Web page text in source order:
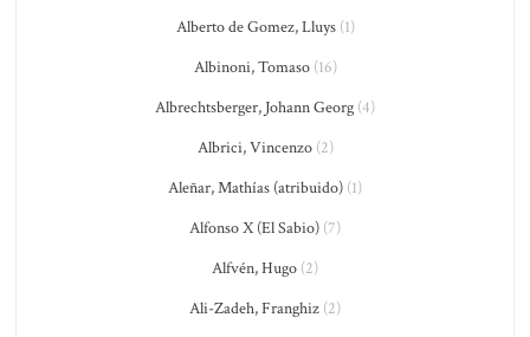
Alberto de Gomez, Lluys(1)
Albinoni, Tomaso(16)
Albrechtsberger, Johann Georg (4)
Albrici, Vincenzo(2)
Aleñar, Mathías (atribuido) (1)
Alfonso X (El Sabio) (7)
Alfvén, Hugo (2)
Ali-Zadeh, Franghiz (2)